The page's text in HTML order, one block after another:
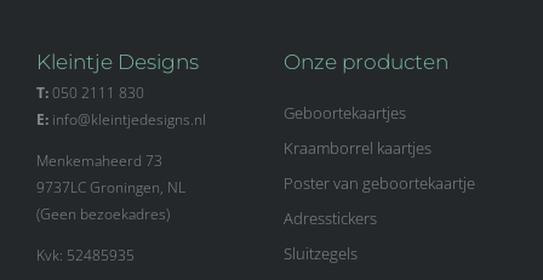
Kleintje Designs
T:050 2111 830
E: info@kleintjedesigns.nl
Menkemaheerd 73
9737LC Groningen, NL
(Geen bezoekadres)
Kvk: 52485935
Onze producten
Geboortekaartjes
Kraamborrel kaartjes
Poster van geboortekaartje
Adresstickers
Sluitzegels